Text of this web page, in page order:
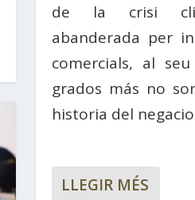
de la crisi
abanderada per
comercials, al
grados más no
historia del
LLEGIR MÉS